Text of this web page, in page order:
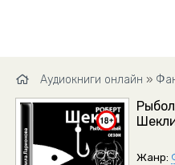
Аудиокниги онлайн »
Жанр: